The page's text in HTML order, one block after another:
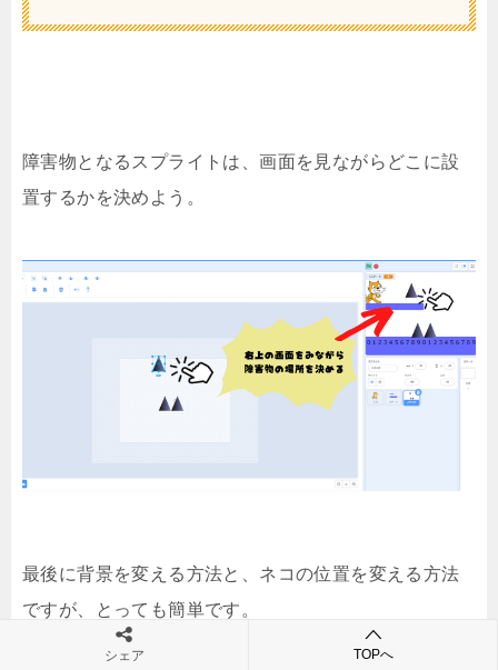
障害物となるスプライトは、画面を見ながらどこに設
置するかを決めよう。
最後に背景を変える方法と、ネコの位置を変える方法
ですが、とっても簡単です。
シェア TOPへ